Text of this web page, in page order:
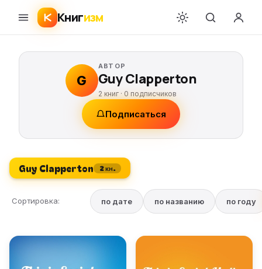
Книгизм
G
АВТОР
Guy Clapperton
2 книг · 0 подписчиков
Подписаться
Guy Clapperton 2 кн.
Сортировка: по дате по названию по году